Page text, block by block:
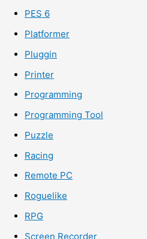
PES 6
Platformer
Pluggin
Printer
Programming
Programming Tool
Puzzle
Racing
Remote PC
Roguelike
RPG
Screen Recorder